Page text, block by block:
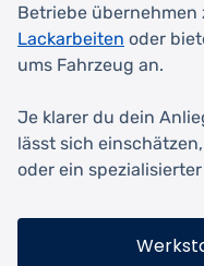
Betriebe übernehmen
Lackarbeiten oder
ums Fahrzeug an.
Je klarer du dein
lässt sich
oder ein